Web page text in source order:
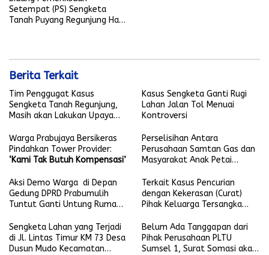
Setempat (PS) Sengketa
Tanah Puyang Regunjung Hari
Berita Terkait
Tim Penggugat Kasus
Sengketa Tanah Regunjung,
Masih akan Lakukan Upaya
Kasus Sengketa Ganti Rugi
Lahan Jalan Tol Menuai
Kontroversi
Warga Prabujaya Bersikeras
Pindahkan Tower Provider:
‘Kami Tak Butuh Kompensasi’
Perselisihan Antara
Perusahaan Samtan Gas dan
Masyarakat Anak Petai
Aksi Demo Warga di Depan
Gedung DPRD Prabumulih
Tuntut Ganti Untung Rumah
Terkait Kasus Pencurian
dengan Kekerasan (Curat)
Pihak Keluarga Tersangka
Prabumulih
Sengketa Lahan yang Terjadi
di Jl. Lintas Timur KM 73 Desa
Dusun Mudo Kecamatan
Belum Ada Tanggapan dari
Pihak Perusahaan PLTU
Sumsel 1, Surat Somasi akan